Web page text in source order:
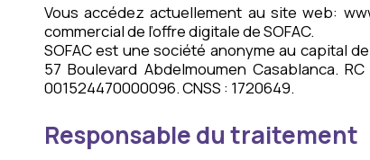
Vous accédez actuellement au site web:
commercial de l’offre digitale de SOFAC.
SOFAC est une société anonyme au capital
57 Boulevard Abdelmoumen Casablanca.
001524470000096. CNSS : 1720649.
Responsable du traitement